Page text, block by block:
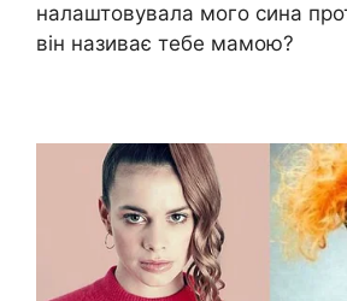
налаштовувала мого сина
він називає тебе мамою?